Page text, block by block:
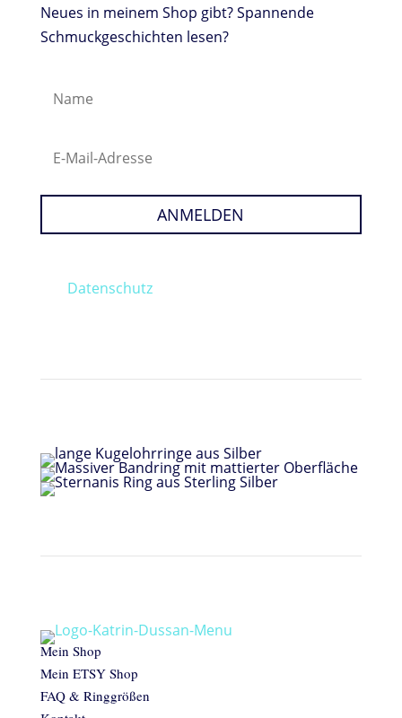
Neues in meinem Shop gibt? Spannende
Schmuckgeschichten lesen?
ANMELDEN
Datenschutzund du kannst dich jederzeit
Mein Shop
Mein ETSY Shop
FAQ & Ringgrößen